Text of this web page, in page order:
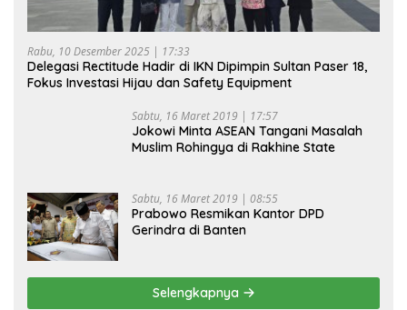
Rabu, 10 Desember 2025 | 17:33
Delegasi Rectitude Hadir di IKN Dipimpin Sultan Paser 18,
Fokus Investasi Hijau dan Safety Equipment
Sabtu, 16 Maret 2019 | 17:57
Jokowi Minta ASEAN Tangani Masalah
Muslim Rohingya di Rakhine State
Sabtu, 16 Maret 2019 | 08:55
Prabowo Resmikan Kantor DPD
Gerindra di Banten
Selengkapnya